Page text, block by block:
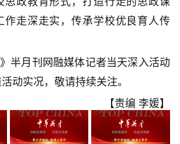
作走深走实，传承学校优良育人传
》半月刊网融媒体记者当天深入活动
动实况，敬请持续关注。
【责编 李媛】